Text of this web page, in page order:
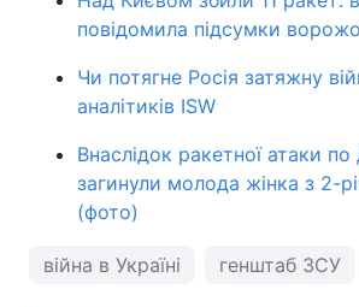
повідомила підсумки
Чи потягне Росія затяжну
аналітиків ISW
Внаслідок ракетної атаки по
загинули молода жінка з 2-
(фото)
війна в Україні генштаб ЗСУ